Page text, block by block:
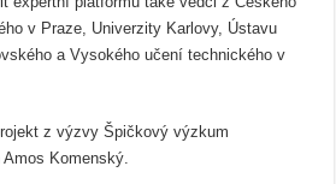
v Praze, Univerzity Karlovy, Ústavu
a Vysokého učení technického v
z výzvy Špičkový výzkum
Amos Komenský.